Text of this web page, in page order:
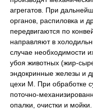
агрегатов. При
органов, распиловка и
передвигаются по
направляют в
случае необходимости
убоя животных (жир-
эндокринные железы и
цехи М. При обработке
поточно-
опалки, очистки и